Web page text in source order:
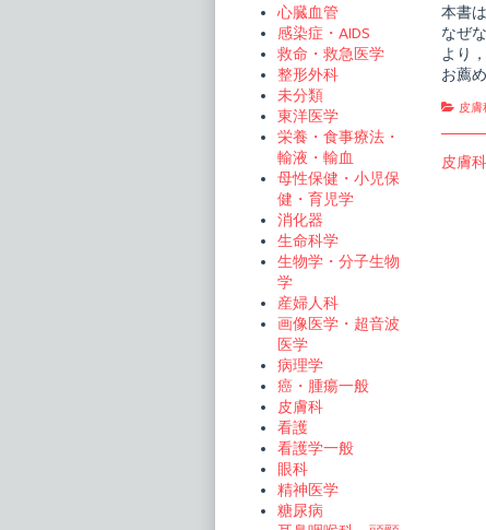
本書
なぜ
より
お薦
皮膚
投
皮膚
心臓血管
感染症・AIDS
救命・救急医学
整形外科
未分類
東洋医学
栄養・食事療法・
輸液・輸血
母性保健・小児保
健・育児学
消化器
生命科学
生物学・分子生物
学
産婦人科
画像医学・超音波
医学
病理学
癌・腫瘍一般
皮膚科
看護
看護学一般
眼科
精神医学
糖尿病